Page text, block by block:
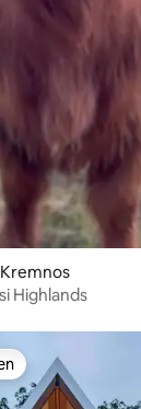
Highlands